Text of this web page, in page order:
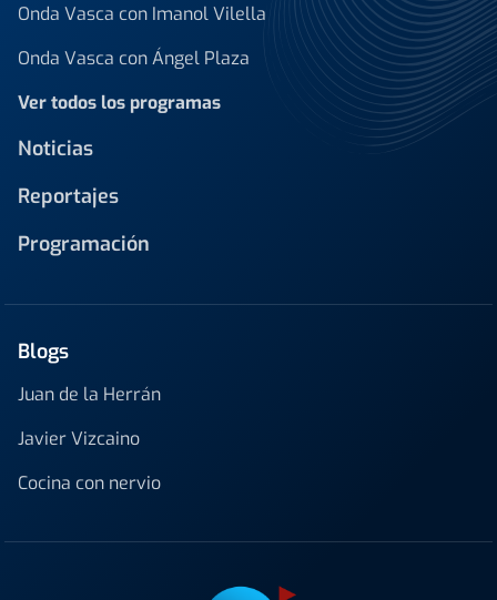
Onda Vasca con Imanol Vilella
Onda Vasca con Ángel Plaza
Ver todos los programas
Noticias
Reportajes
Programación
Blogs
Juan de la Herrán
Javier Vizcaino
Cocina con nervio